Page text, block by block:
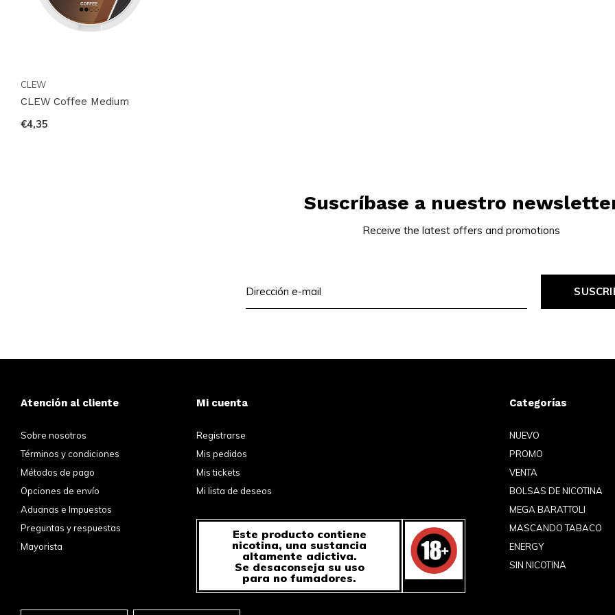
CLEW
CLEW Coffee Medium
€4,35
Suscríbase a nuestro
Receive the latest offers and promotions
Atención al cliente
Sobre nosotros
Términos y condiciones
Métodos de pago
Opciones de envío
Aduanas e Impuestos
Preguntas y respuestas
Mayorista
Mi cuenta
Registrarse
Mis pedidos
Mis tickets
Mi lista de deseos
Este producto contiene
nicotina, una sustancia
altamente adictiva.
Se desaconseja su uso
para no fumadores.
Categorías
NUEVO
PROMO
VENTA
BOLSAS DE NICOTINA
MEGA BARATTOLI
MASCANDO TABACO
ENERGY
SIN NICOTINA